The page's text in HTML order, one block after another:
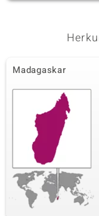
Madagaskar